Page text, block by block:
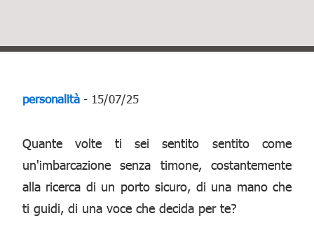
personalità - 15/07/25
Quante volte ti sei sentito sentito come
un'imbarcazione senza timone, costantemente
alla ricerca di un porto sicuro, di una mano che
ti guidi, di una voce che decida per te?